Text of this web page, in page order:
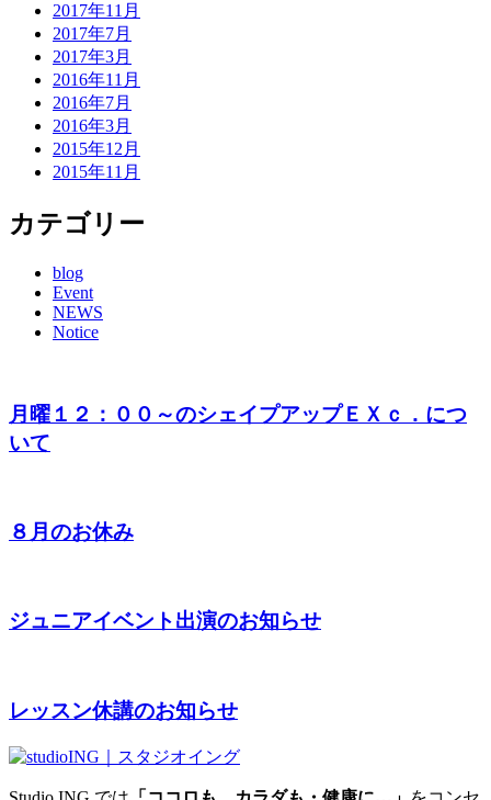
2017年11月
2017年7月
2017年3月
2016年11月
2016年7月
2016年3月
2015年12月
2015年11月
カテゴリー
blog
Event
NEWS
Notice
月曜１２：００～のシェイプアップＥＸｃ．につ
いて
８月のお休み
ジュニアイベント出演のお知らせ
レッスン休講のお知らせ